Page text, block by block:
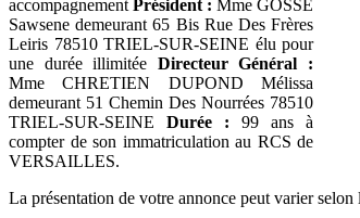
accompagnement Président : Mme GOSSE
Sawsene demeurant 65 Bis Rue Des Frères
Leiris 78510 TRIEL-SUR-SEINE élu pour
une durée illimitée Directeur Général :
Mme CHRETIEN DUPOND Mélissa
demeurant 51 Chemin Des Nourrées 78510
TRIEL-SUR-SEINE Durée : 99 ans à
compter de son immatriculation au RCS de
VERSAILLES.
La présentation de votre annonce peut varier